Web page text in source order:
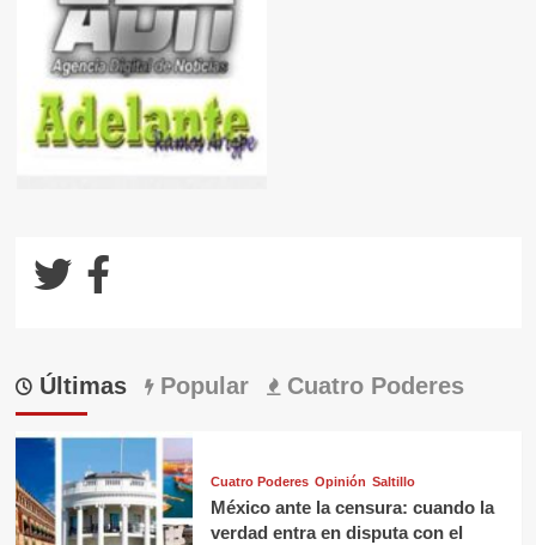
Últimas Popular Cuatro Poderes
Cuatro Poderes Opinión Saltillo
México ante la censura: cuando la
verdad entra en disputa con el